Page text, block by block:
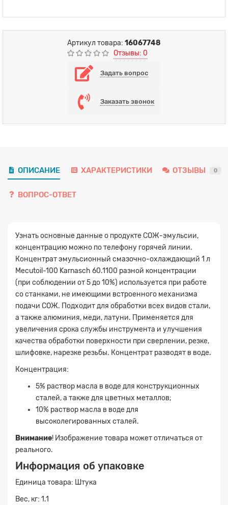
Артикул товара: 16067748
Отзывы: 0
Задать вопрос
Заказать звонок
ОПИСАНИЕ ХАРАКТЕРИСТИКИ ОТЗЫВЫ 0
ВОПРОС-ОТВЕТ
Узнать основные данные о продукте СОЖ-эмульсии,
концентрацию можно по телефону горячей линии.
Концентрат эмульсионный смазочно-охлаждающий 1 л
Mecutoil-100 Karnasch 60.1100 разной концентрации
(при соблюдении от 5 до 10%) используется при работе
со станками, не имеющими встроенного механизма
подачи СОЖ. Подходит для обработки всех видов стали,
а также алюминия, меди, латуни. Применяется для
увеличения срока службы инструмента и улучшения
качества обработки поверхности при сверлении, резке,
шлифовке, нарезке резьбы. Концентрат разводят в воде.
Концентрация:
5% раствор масла в воде для конструкционных
сталей, а также для цветных металлов;
10% раствор масла в воде для
высоколегированных сталей.
Внимание! Изображение товара может отличаться от
реального.
Информация об упаковке
Единица товара: Штука
Вес, кг: 1.1
Заявка на расчет